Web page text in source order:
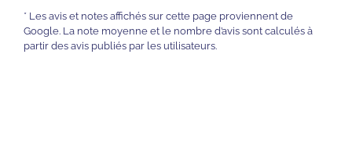
* Les avis et notes affichés sur cette page proviennent de
Google. La note moyenne et le nombre d’avis sont calculés à
partir des avis publiés par les utilisateurs.